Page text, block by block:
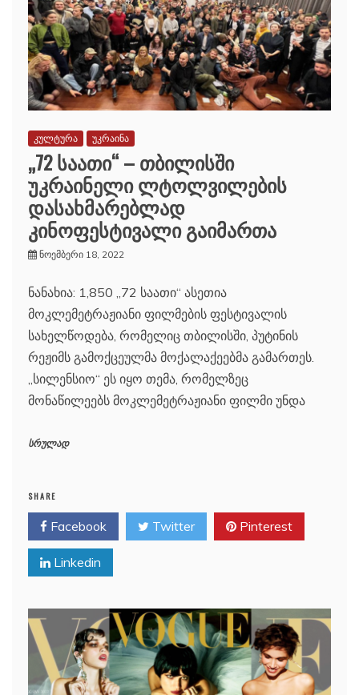
კულტურა უკრაინა
„72 საათი“ – თბილისში
უკრაინელი ლტოლვილების
დასახმარებლად
კინოფესტივალი გაიმართა
ნოემბერი 18, 2022
ნანახია: 1,850 „72 საათი“ ასეთია
მოკლემეტრაჟიანი ფილმების ფესტივალის
სახელწოდება, რომელიც თბილისში, პუტინის
რეჟიმს გამოქცეულმა მოქალაქეებმა გამართეს.
„სილენსიო“ ეს იყო თემა, რომელზეც
მონაწილეებს მოკლემეტრაჟიანი ფილმი უნდა
სრულად
SHARE
Facebook Twitter Pinterest
Linkedin